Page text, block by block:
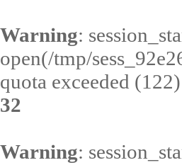
Warning:
open(/tmp/
quota exceeded
32
Warning: